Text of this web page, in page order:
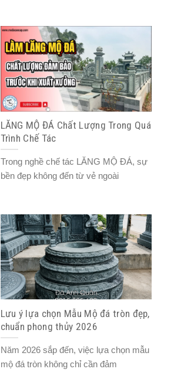
LĂNG MỘ ĐÁ Chất Lượng Trong Quá
Trình Chế Tác
Trong nghề chế tác LĂNG MỘ ĐÁ, sự
bền đẹp không đến từ vẻ ngoài
Lưu ý lựa chọn Mẫu Mộ đá tròn đẹp,
chuẩn phong thủy 2026
Năm 2026 sắp đến, việc lựa chọn mẫu
mộ đá tròn không chỉ cần đảm